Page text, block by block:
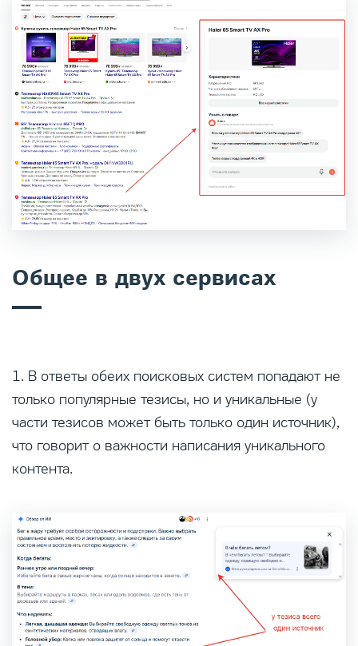
Общее в двух сервисах
1. В ответы обеих поисковых систем попадают не
только популярные тезисы, но и уникальные (у
части тезисов может быть только один источник),
что говорит о важности написания уникального
контента.